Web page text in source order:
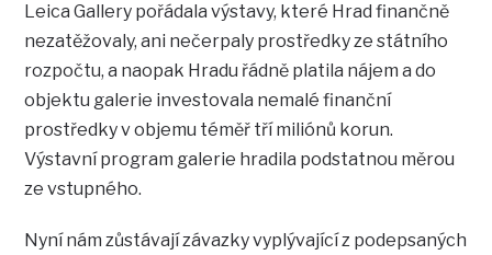
Leica Gallery pořádala výstavy, které Hrad finančně
nezatěžovaly, ani nečerpaly prostředky ze státního
rozpočtu, a naopak Hradu řádně platila nájem a do
objektu galerie investovala nemalé finanční
prostředky v objemu téměř tří miliónů korun.
Výstavní program galerie hradila podstatnou měrou
ze vstupného.
Nyní nám zůstávají závazky vyplývající z podepsaných